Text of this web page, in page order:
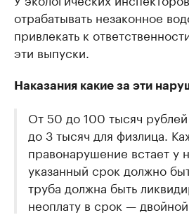
отрабатывать незаконное
привлекать к
эти выпуски.
Наказания какие за эти
От 50 до 100 тысяч
до 3 тысяч для физлица.
правонарушение встает у
указанный срок должно
труба должна быть
неоплату в срок —